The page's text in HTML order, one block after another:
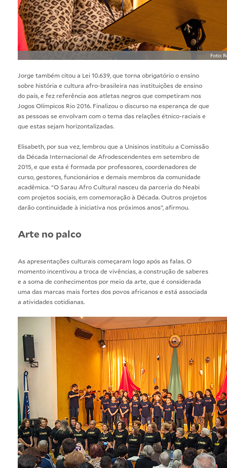
Foto:
Jorge também citou a Lei 10.639, que torna obrigatório o ensino
sobre história e cultura afro-brasileira nas instituições de ensino
do país, e fez referência aos atletas negros que competiram nos
Jogos Olímpicos Rio 2016. Finalizou o discurso na esperança de que
as pessoas se envolvam com o tema das relações étnico-raciais e
que estas sejam horizontalizadas.
Elisabeth, por sua vez, lembrou que a Unisinos instituiu a Comissão
da Década Internacional de Afrodescendentes em setembro de
2015, e que esta é formada por professores, coordenadores de
curso, gestores, funcionários e demais membros da comunidade
acadêmica. “O Sarau Afro Cultural nasceu da parceria do Neabi
com projetos sociais, em comemoração à Década. Outros projetos
darão continuidade à iniciativa nos próximos anos”, afirmou.
Arte no palco
As apresentações culturais começaram logo após as falas. O
momento incentivou a troca de vivências, a construção de saberes
e a soma de conhecimentos por meio da arte, que é considerada
uma das marcas mais fortes dos povos africanos e está associada
a atividades cotidianas.